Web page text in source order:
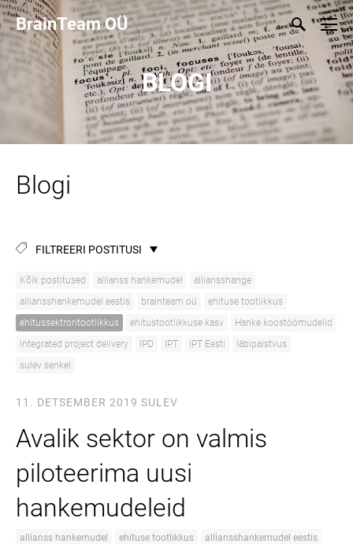
BrainTeam OÜ
BLOGI
Blogi
FILTREERI POSTITUSI
Kõik postitused allianss hankemudel
alliansshange
alliansshankemudel eestis
brainteam oü
ehituse tootlikkus
ehitussektroritootlikkus
ehitustootlikkuse kasv
Hanke koostöömudelid
Integrated project delivery
IPD IPT IPT Eesti
läbipaistvus
sulev senkel
11. DETSEMBER 2019 SULEV
Avalik sektor on valmis
piloteerima uusi
hankemudeleid
allianss hankemudel ehituse tootlikkus alliansshankemudel eestis